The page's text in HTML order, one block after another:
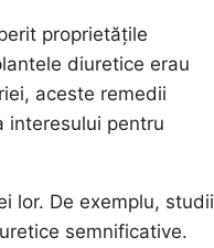
proprietățile
diuretice erau
aceste remedii
interesului pentru
lor. De exemplu, studii
semnificative.